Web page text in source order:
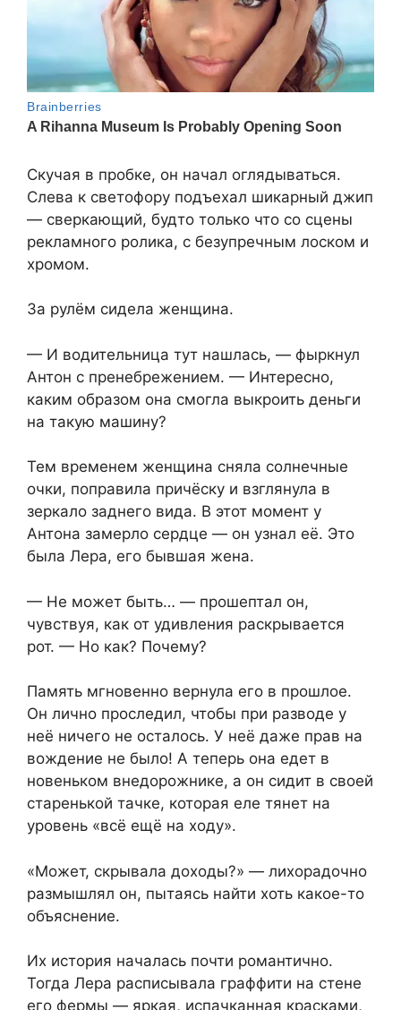
Скучая в пробке, он начал оглядываться.
Слева к светофору подъехал шикарный джип
— сверкающий, будто только что со сцены
рекламного ролика, с безупречным лоском и
хромом.
За рулём сидела женщина.
— И водительница тут нашлась, — фыркнул
Антон с пренебрежением. — Интересно,
каким образом она смогла выкроить деньги
на такую машину?
Тем временем женщина сняла солнечные
очки, поправила причёску и взглянула в
зеркало заднего вида. В этот момент у
Антона замерло сердце — он узнал её. Это
была Лера, его бывшая жена.
— Не может быть… — прошептал он,
чувствуя, как от удивления раскрывается
рот. — Но как? Почему?
Память мгновенно вернула его в прошлое.
Он лично проследил, чтобы при разводе у
неё ничего не осталось. У неё даже прав на
вождение не было! А теперь она едет в
новеньком внедорожнике, а он сидит в своей
старенькой тачке, которая еле тянет на
уровень «всё ещё на ходу».
«Может, скрывала доходы?» — лихорадочно
размышлял он, пытаясь найти хоть какое-то
объяснение.
Их история началась почти романтично.
Тогда Лера расписывала граффити на стене
его фермы — яркая, испачканная красками,